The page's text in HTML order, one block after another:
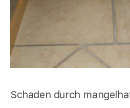
Schaden durch